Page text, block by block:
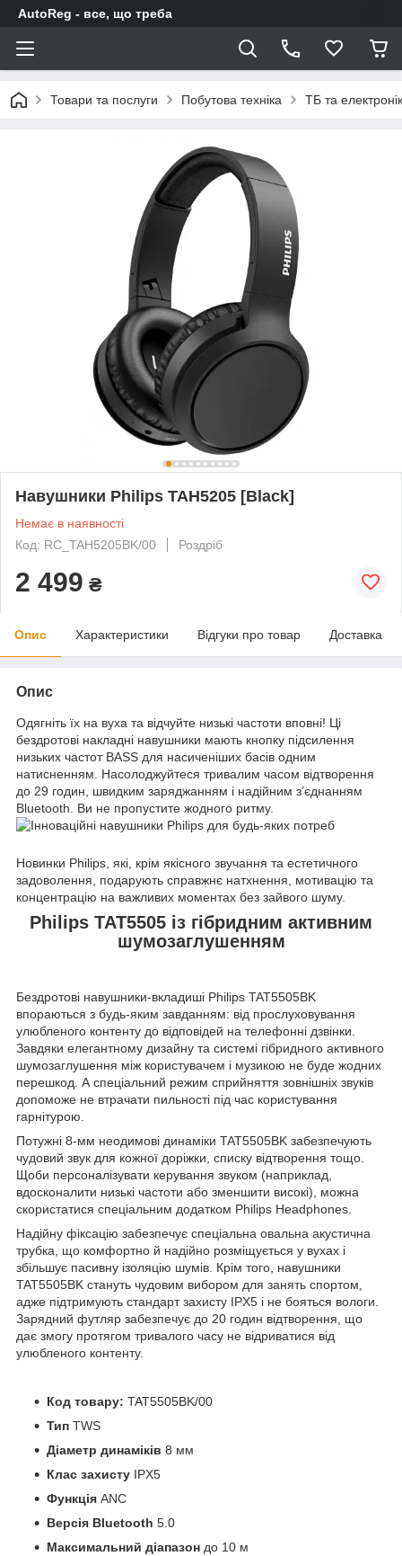
AutoReg - все, що треба
Товари та послуги Побутова техніка ТБ та
Навушники Philips TAH5205 [Black]
Немає в наявності
Код: RC_TAH5205BK/00
Роздріб
2 499 ₴
Опис Характеристики Відгуки про товар Доставка
Опис
Одягніть їх на вуха та відчуйте низькі частоти вповні! Ці
бездротові накладні навушники мають кнопку підсилення
низьких частот BASS для насиченіших басів одним
натисненням. Насолоджуйтеся тривалим часом відтворення
до 29 годин, швидким заряджанням і надійним з’єднанням
Bluetooth. Ви не пропустите жодного ритму.
Новинки Philips, які, крім якісного звучання та естетичного
задоволення, подарують справжнє натхнення, мотивацію та
концентрацію на важливих моментах без зайвого шуму.
Philips TAT5505 із гібридним активним
шумозаглушенням
Бездротові навушники-вкладиші Philips TAT5505BK
впораються з будь-яким завданням: від прослуховування
улюбленого контенту до відповідей на телефонні дзвінки.
Завдяки елегантному дизайну та системі гібридного активного
шумозаглушення між користувачем і музикою не буде жодних
перешкод. А спеціальний режим сприйняття зовнішніх звуків
допоможе не втрачати пильності під час користування
гарнітурою.
Потужні 8-мм неодимові динаміки TAT5505BK забезпечують
чудовий звук для кожної доріжки, списку відтворення тощо.
Щоби персоналізувати керування звуком (наприклад,
вдосконалити низькі частоти або зменшити високі), можна
скористатися спеціальним додатком Philips Headphones.
Надійну фіксацію забезпечує спеціальна овальна акустична
трубка, що комфортно й надійно розміщується у вухах і
збільшує пасивну ізоляцію шумів. Крім того, навушники
TAT5505BK стануть чудовим вибором для занять спортом,
адже підтримують стандарт захисту IPX5 і не бояться вологи.
Зарядний футляр забезпечує до 20 годин відтворення, що
дає змогу протягом тривалого часу не відриватися від
улюбленого контенту.
Код товару: TAT5505BK/00
Тип TWS
Діаметр динаміків 8 мм
Клас захисту IPX5
Функція ANC
Версія Bluetooth 5.0
Максимальний діапазон до 10 м